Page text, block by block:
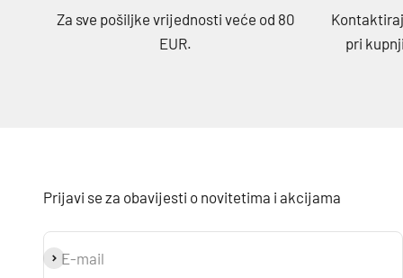
Za sve pošiljke vrijednosti veće od 80
EUR.
pri
Prijavi se za obavijesti o novitetima i akcijama
E-mail
Prijavi se